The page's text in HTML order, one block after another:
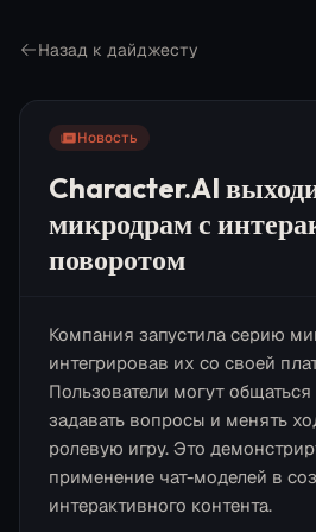
Назад к дайджесту
Новость
Character.AI
микродрам с
поворотом
Компания запустила серию
интегрировав их со своей
Пользователи могут
задавать вопросы и менять
ролевую игру. Это
применение чат-моделей в
интерактивного контента.